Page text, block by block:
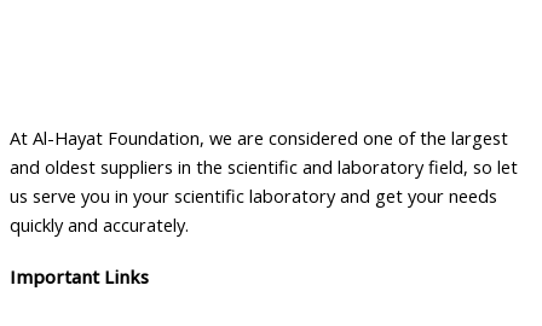
At Al-Hayat Foundation, we are considered one of the largest
and oldest suppliers in the scientific and laboratory field, so let
us serve you in your scientific laboratory and get your needs
quickly and accurately.
Important Links